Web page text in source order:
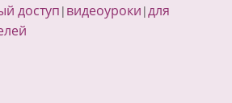
доступ | видеоуроки |для